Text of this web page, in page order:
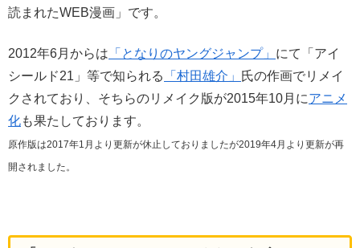
読まれたWEB漫画」です。
2012年6月からは 「となりのヤングジャンプ」 にて「アイ
シールド21」等で知られる
「村田雄介」
氏の作画でリメイ
クされており、そちらのリメイク版が2015年10月にアニメ
化も果たしております。
原作版は2017年1月より更新が休止しておりましたが2019年4月より更新が再
開されました。